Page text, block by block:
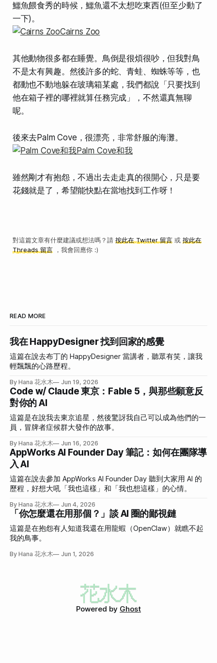
鱷魚餵食秀的時候，鱷魚還不太想吃東西(但至少動了
一下)。
其他動物很多都在睡覺。鳥倒是很煩很吵，但我對鳥
不是太有興趣。然後許多的蛇、青蛙、蜘蛛等等，也
都動也不動地躲在玻璃箱某處，我們都說「只要找到
他在箱子裡的哪裡就算任務完成」，不然還真無聊
呢。
後來去Palm Cove，很漂亮，非常舒服的海灘。
雖然剛才有抱怨，不過出去走走真的很開心，只是要
花錢就是了，希望能快點在當地找到工作呀！
對這篇文章有什麼建議或想法嗎？請 按此在 Twitter 留言或 按此在
Threads 留言，我會回應你 :)
READ MORE
我在 HappyDesigner 找到回家的感覺
這篇在說去布丁的 HappyDesigner 當講者，聽眾有笑，讓我
輕飄飄的心路歷程。
By Hana 花水木 Jun 19, 2026
Code w/ Claude 東京：Fable 5，與那些願意反
對你的 AI
這篇是在說我去東京追星，然後驚訝我自己可以成為他們的一
員，冒牌者症候群大發作的故事。
By Hana 花水木 Jun 16, 2026
AppWorks AI Founder Day 筆記：如何在團隊導
入 AI
這篇在說去參加 AppWorks AI Founder Day 聽到大家用 AI 的
歷程，好想大吼「我也這樣」和「我也想這樣」的心情。
By Hana 花水木 Jun 4, 2026
「你怎麼還在用那個？」談 AI 圈的鄙視鏈
這篇是在抱怨有人知道我還在用龍蝦（OpenClaw）就瞧不起
我的鳥事。
By Hana 花水木 Jun 1, 2026
Powered by Ghost